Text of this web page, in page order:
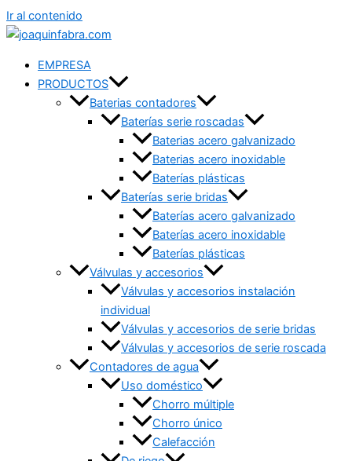
Ir al contenido
EMPRESA
PRODUCTOS
Baterias contadores
Baterías serie roscadas
Baterias acero galvanizado
Baterias acero inoxidable
Baterías plásticas
Baterías serie bridas
Baterías acero galvanizado
Baterías acero inoxidable
Baterías plásticas
Válvulas y accesorios
Válvulas y accesorios instalación
individual
Válvulas y accesorios de serie bridas
Válvulas y accesorios de serie roscada
Contadores de agua
Uso doméstico
Chorro múltiple
Chorro único
Calefacción